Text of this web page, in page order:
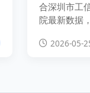
合深圳市工
院最新数据
策驱动、头
2026-05-